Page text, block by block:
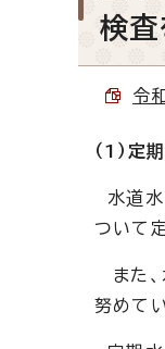
検査
令
（1）定
水道
ついて
また、
努めてい